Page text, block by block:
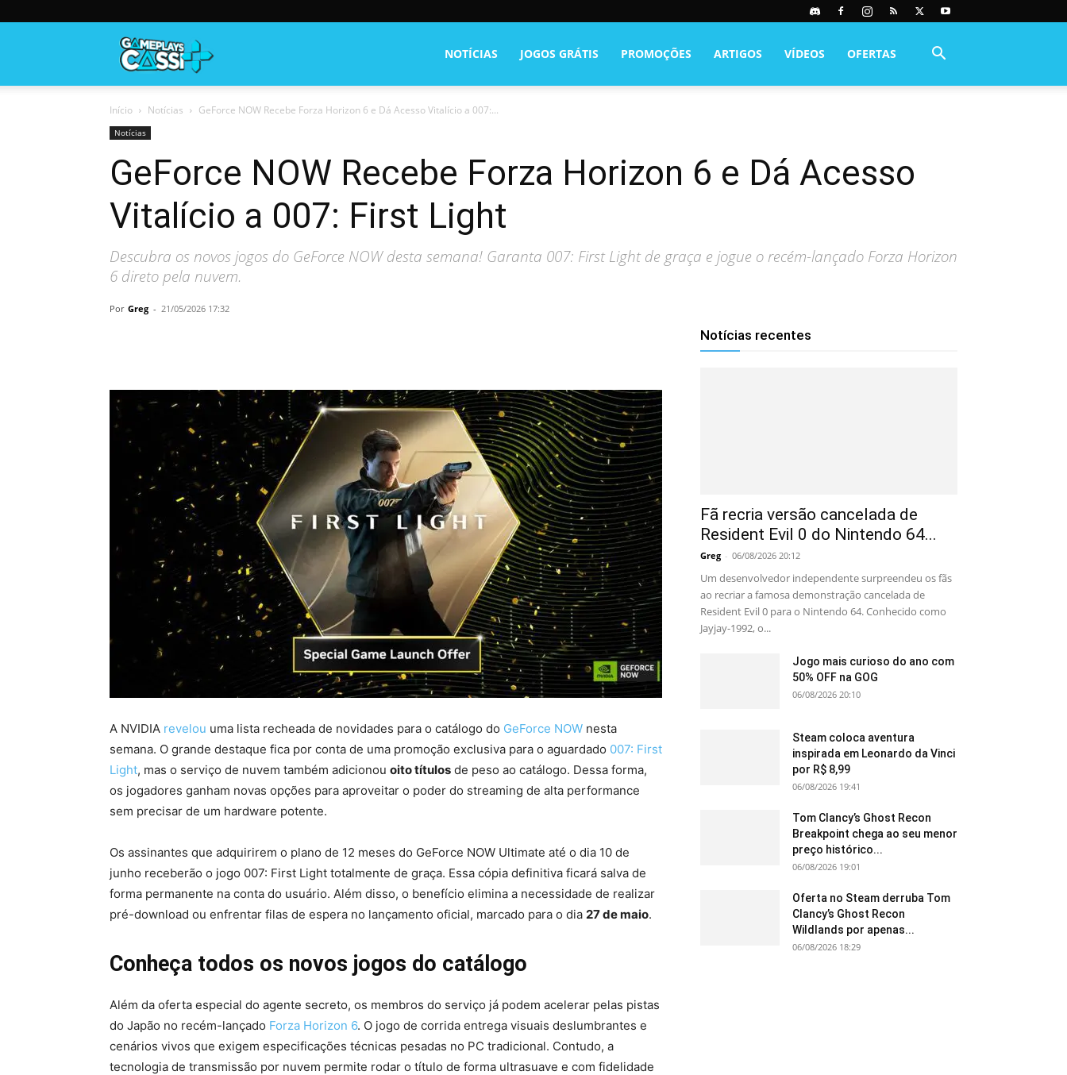
NOTÍCIAS JOGOS GRÁTIS PROMOÇÕES ARTIGOS VÍDEOS OFERTAS
Início Notícias GeForce NOW Recebe Forza Horizon 6 e Dá Acesso Vitalício a 007:...
Notícias
GeForce NOW Recebe Forza Horizon 6 e Dá Acesso
Vitalício a 007: First Light
Descubra os novos jogos do GeForce NOW desta semana! Garanta 007: First Light de graça e jogue o recém-lançado Forza Horizon
6 direto pela nuvem.
Por Greg - 21/05/2026 17:32
A NVIDIA revelou uma lista recheada de novidades para o catálogo do GeForce NOW nesta
semana. O grande destaque fica por conta de uma promoção exclusiva para o aguardado 007: First
Light, mas o serviço de nuvem também adicionou oito títulos de peso ao catálogo. Dessa forma,
os jogadores ganham novas opções para aproveitar o poder do streaming de alta performance
sem precisar de um hardware potente.
Os assinantes que adquirirem o plano de 12 meses do GeForce NOW Ultimate até o dia 10 de
junho receberão o jogo 007: First Light totalmente de graça. Essa cópia definitiva ficará salva de
forma permanente na conta do usuário. Além disso, o benefício elimina a necessidade de realizar
pré-download ou enfrentar filas de espera no lançamento oficial, marcado para o dia 27 de maio.
Conheça todos os novos jogos do catálogo
Além da oferta especial do agente secreto, os membros do serviço já podem acelerar pelas pistas
do Japão no recém-lançado Forza Horizon 6. O jogo de corrida entrega visuais deslumbrantes e
cenários vivos que exigem especificações técnicas pesadas no PC tradicional. Contudo, a
tecnologia de transmissão por nuvem permite rodar o título de forma ultrasuave e com fidelidade
Notícias recentes
Fã recria versão cancelada de
Resident Evil 0 do Nintendo 64...
Greg - 06/08/2026 20:12
Um desenvolvedor independente surpreendeu os fãs
ao recriar a famosa demonstração cancelada de
Resident Evil 0 para o Nintendo 64. Conhecido como
Jayjay-1992, o...
Jogo mais curioso do ano com
50% OFF na GOG
06/08/2026 20:10
Steam coloca aventura
inspirada em Leonardo da Vinci
por R$ 8,99
06/08/2026 19:41
Tom Clancy’s Ghost Recon
Breakpoint chega ao seu menor
preço histórico...
06/08/2026 19:01
Oferta no Steam derruba Tom
Clancy’s Ghost Recon
Wildlands por apenas...
06/08/2026 18:29